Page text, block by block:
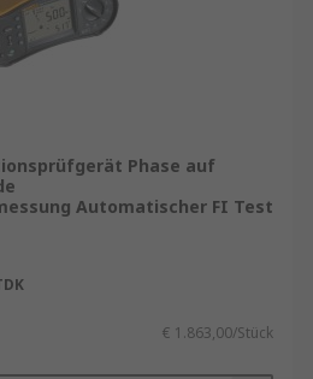
: Bewertet die Fähigkeit
Schutzeinrichtungen wie
von
: Stellt sicher, dass der
niedrig genug ist, um
Ausrüstung und
in gewerblichen
relevant.
Phase auf
Automatischer FI Test
€ 1.863,00/Stück